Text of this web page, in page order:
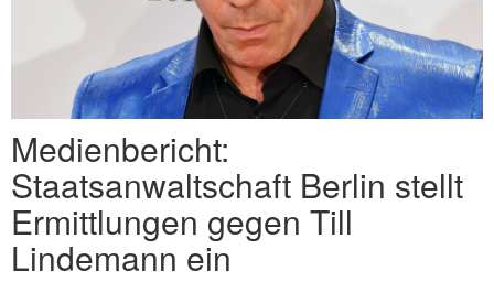
Medienbericht:
Staatsanwaltschaft Berlin stellt
Ermittlungen gegen Till
Lindemann ein